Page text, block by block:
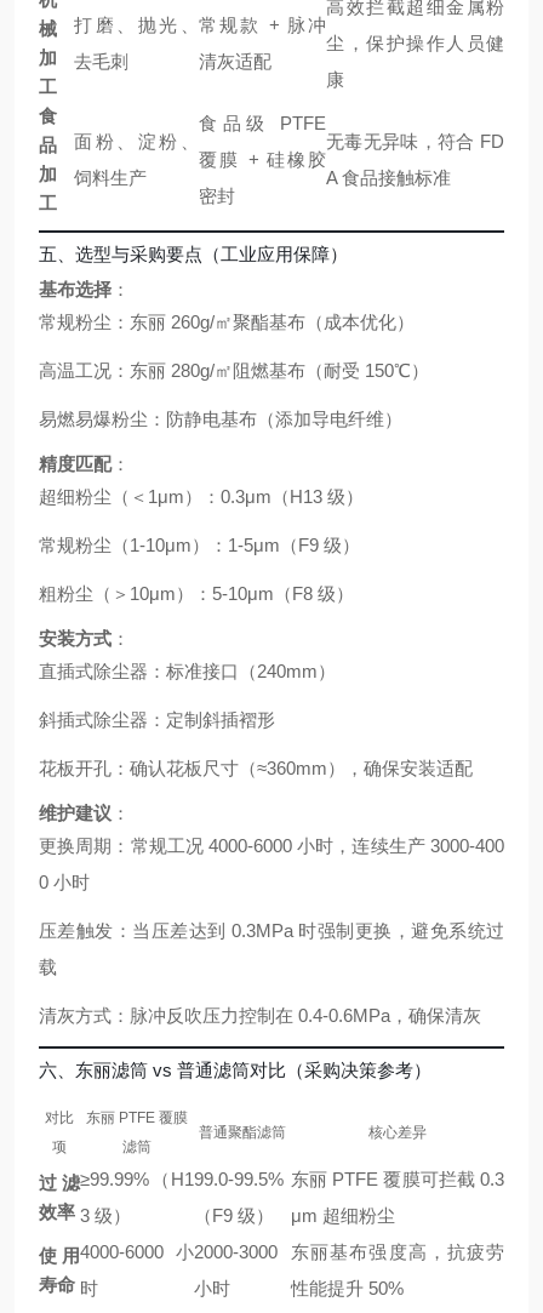
械
加
工
打磨、抛光、
去毛刺
常规款 + 脉冲
清灰适配
高效拦截超细金属粉
尘，保护操作人员健
康
食
品
加
工
面粉、淀粉、
饲料生产
食品级 PTFE
覆膜 + 硅橡胶
密封
无毒无异味，符合 FD
A 食品接触标准
五、选型与采购要点（工业应用保障）
基布选择 ：
常规粉尘：东丽 260g/㎡聚酯基布（成本优化）
高温工况：东丽 280g/㎡阻燃基布（耐受 150℃）
易燃易爆粉尘：防静电基布（添加导电纤维）
精度匹配：
超细粉尘（＜1μm）：0.3μm（H13 级）
常规粉尘（1-10μm）：1-5μm（F9 级）
粗粉尘（＞10μm）：5-10μm（F8 级）
安装方式 ：
直插式除尘器：标准接口（240mm）
斜插式除尘器：定制斜插褶形
花板开孔：确认花板尺寸（≈360mm），确保安装适配
维护建议 ：
更换周期：常规工况 4000-6000 小时，连续生产 3000-400
0 小时
压差触发：当压差达到 0.3MPa 时强制更换，避免系统过
载
清灰方式：脉冲反吹压力控制在 0.4-0.6MPa，确保清灰
六、东丽滤筒 vs 普通滤筒对比（采购决策参考）
对比
项
东丽 PTFE 覆膜
滤筒
普通聚酯滤筒 核心差异
过滤
效率
≥99.99%（H1
3 级）
99.0-99.5%
（F9 级）
东丽 PTFE 覆膜可拦截 0.3
μm 超细粉尘
使用
寿命
4000-6000 小
时
2000-3000
小时
东丽基布强度高，抗疲劳
性能提升 50%